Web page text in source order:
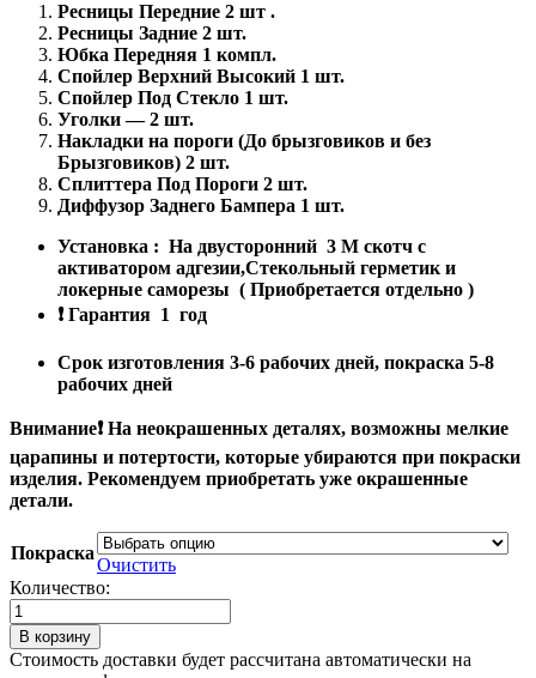
Ресницы Передние 2 шт .
Ресницы Задние 2 шт.
Юбка Передняя 1 компл.
Спойлер Верхний Высокий 1 шт.
Спойлер Под Стекло 1 шт.
Уголки — 2 шт.
Накладки на пороги (До брызговиков и без
Брызговиков) 2 шт.
Сплиттера Под Пороги 2 шт.
Диффузор Заднего Бампера 1 шт.
Установка : На двусторонний 3 М скотч с
активатором адгезии,Стекольный герметик и
локерные саморезы ( Приобретается отдельно )
❗Гарантия 1 год
Срок изготовления 3-6 рабочих дней, покраска 5-8
рабочих дней
Внимание❗ На​ неокрашенных деталях, возможны мелкие
царапины и потертости, которые убираются при покраски
изделия. Рекомендуем приобретать уже окрашенные
детали.
Покраска
Очистить
Количество:
Количество
товара
Обвес
Стайлинг
В корзину
Стоимость доставки будет рассчитана автоматически на